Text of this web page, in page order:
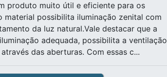
produto muito útil e eficiente para os
material possibilita iluminação zenital com
da luz natural.Vale destacar que a
adequada, possibilita a ventilação
das aberturas. Com essas c...